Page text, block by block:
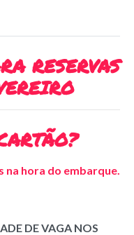
RESERVAS
na hora do embarque.
DE VAGA NOS